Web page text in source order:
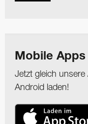
Mobile Apps
Jetzt gleich
Android laden!